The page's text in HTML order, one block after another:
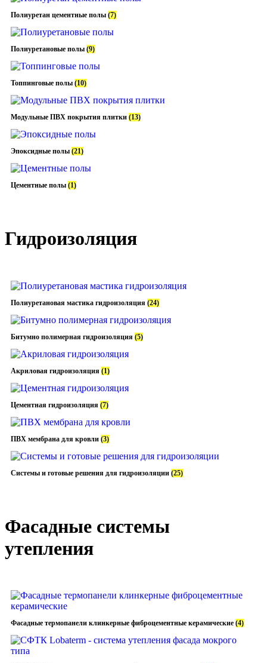
Полиуретан цементные полы (7)
Полиуретановые полы (9)
Топпинговые полы (10)
Модульные ПВХ покрытия плитки (13)
Эпоксидные полы (21)
Цементные полы (1)
Гидроизоляция
Полиуретановая мастика гидроизоляция (24)
Битумно полимерная гидроизоляция (5)
Акриловая гидроизоляция (1)
Цементная гидроизоляция (7)
ПВХ мембрана для кровли (3)
Системы и готовые решения для гидроизоляции (25)
Фасадные системы
утепления
Фасадные термопанели клинкерные фиброцементные керамические (4)